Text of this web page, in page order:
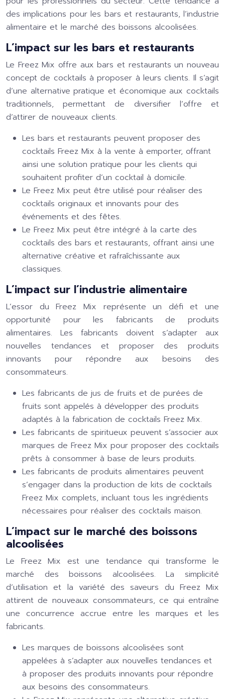
des implications pour les bars et restaurants, l’industrie
alimentaire et le marché des boissons alcoolisées.
L’impact sur les bars et restaurants
Le Freez Mix offre aux bars et restaurants un nouveau
concept de cocktails à proposer à leurs clients. Il s’agit
d’une alternative pratique et économique aux cocktails
traditionnels, permettant de diversifier l’offre et
d’attirer de nouveaux clients.
Les bars et restaurants peuvent proposer des
cocktails Freez Mix à la vente à emporter, offrant
ainsi une solution pratique pour les clients qui
souhaitent profiter d’un cocktail à domicile.
Le Freez Mix peut être utilisé pour réaliser des
cocktails originaux et innovants pour des
événements et des fêtes.
Le Freez Mix peut être intégré à la carte des
cocktails des bars et restaurants, offrant ainsi une
alternative créative et rafraîchissante aux
classiques.
L’impact sur l’industrie alimentaire
L’essor du Freez Mix représente un défi et une
opportunité pour les fabricants de produits
alimentaires. Les fabricants doivent s’adapter aux
nouvelles tendances et proposer des produits
innovants pour répondre aux besoins des
consommateurs.
Les fabricants de jus de fruits et de purées de
fruits sont appelés à développer des produits
adaptés à la fabrication de cocktails Freez Mix.
Les fabricants de spiritueux peuvent s’associer aux
marques de Freez Mix pour proposer des cocktails
prêts à consommer à base de leurs produits.
Les fabricants de produits alimentaires peuvent
s’engager dans la production de kits de cocktails
Freez Mix complets, incluant tous les ingrédients
nécessaires pour réaliser des cocktails maison.
L’impact sur le marché des boissons
alcoolisées
Le Freez Mix est une tendance qui transforme le
marché des boissons alcoolisées. La simplicité
d’utilisation et la variété des saveurs du Freez Mix
attirent de nouveaux consommateurs, ce qui entraîne
une concurrence accrue entre les marques et les
fabricants.
Les marques de boissons alcoolisées sont
appelées à s’adapter aux nouvelles tendances et
à proposer des produits innovants pour répondre
aux besoins des consommateurs.